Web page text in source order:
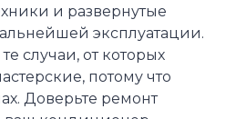
и развернутые
эксплуатации.
случаи, от которых
потому что
Доверьте ремонт